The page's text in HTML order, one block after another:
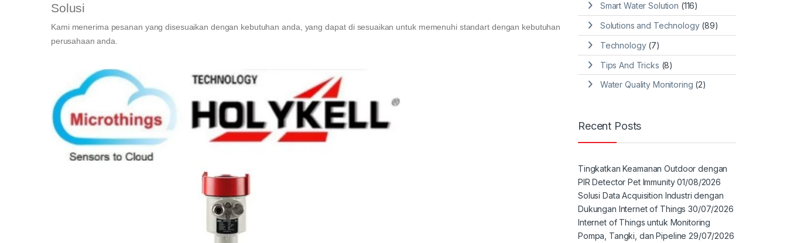
Solusi
Kami menerima pesanan yang disesuaikan dengan kebutuhan anda, yang dapat di sesuaikan untuk memenuhi standart dengan kebutuhan
perusahaan anda.
Smart Water Solution (116)
Solutions and Technology(89)
Technology(7)
Tips And Tricks (8)
Water Quality Monitoring (2)
Recent Posts
Tingkatkan Keamanan Outdoor dengan
PIR Detector Pet Immunity 01/08/2026
Solusi Data Acquisition Industri dengan
Dukungan Internet of Things 30/07/2026
Internet of Things untuk Monitoring
Pompa, Tangki, dan Pipeline 29/07/2026